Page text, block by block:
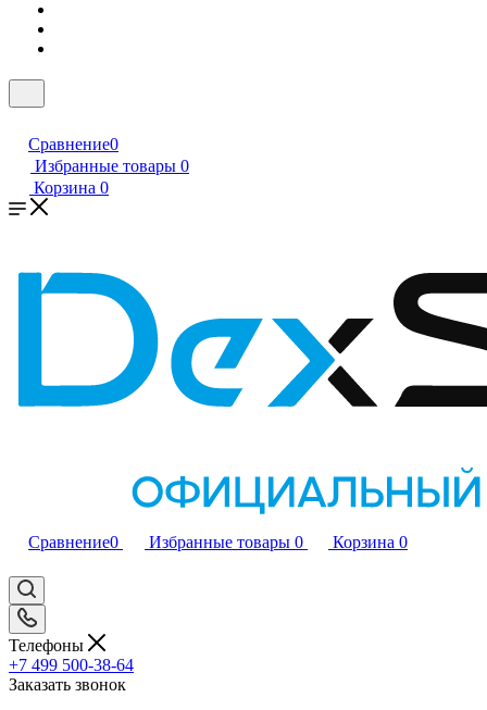
Сравнение0
Избранные товары 0
Корзина 0
Сравнение0 Избранные товары 0 Корзина 0
Телефоны
+7 499 500-38-64
Заказать звонок